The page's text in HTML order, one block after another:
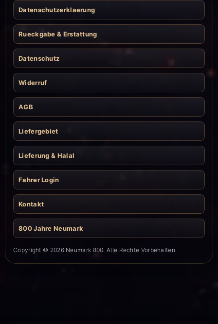
Datenschutzerklaerung
Rueckgabe & Erstattung
Datenschutz
Widerruf
AGB
Liefergebiet
Lieferung & Halal
Fahrer Login
Kontakt
800 Jahre Neumark
Copyright © 2026 Neumark 800. Alle Rechte Vorbehalten.